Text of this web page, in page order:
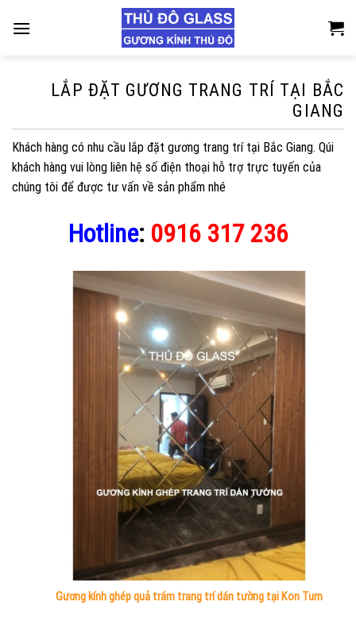
LẮP ĐẶT GƯƠNG TRANG TRÍ TẠI BẮC
GIANG
Khách hàng có nhu cầu lắp đặt gương trang trí tại Bắc Giang. Qúi
khách hàng vui lòng liên hệ số điện thoại hỗ trợ trực tuyến của
chúng tôi để được tư vấn về sản phẩm nhé
Hotline: 0916 317 236
Gương kính ghép quả trám trang trí dán tường tại Kon Tum